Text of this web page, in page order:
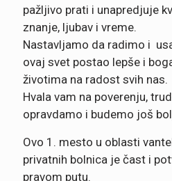
pažljivo prati i unapredjuje
znanje, ljubav i vreme.
Nastavljamo da radimo i
ovaj svet postao lepše i
životima na radost svih nas.
Hvala vam na poverenju,
opravdamo i budemo još
Ovo 1. mesto u oblasti
privatnih bolnica je čast i
pravom putu.